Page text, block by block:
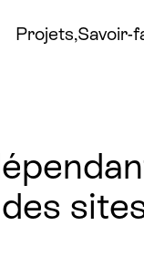
Projets Savoir-